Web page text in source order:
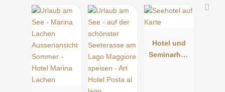
Hotel und
Seminarhau